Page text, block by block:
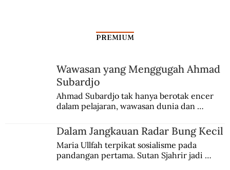
Cerita di Balik Repatriasi Arca Brahma
PREMIUM
Wawasan yang Menggugah Ahmad
Subardjo
Ahmad Subardjo tak hanya berotak encer
dalam pelajaran, wawasan dunia dan
Jules Verne, Multatuli, hingga Sun Yat-sen.
Dalam Jangkauan Radar Bung Kecil
Maria Ullfah terpikat sosialisme pada
pandangan pertama. Sutan Sjahrir jadi